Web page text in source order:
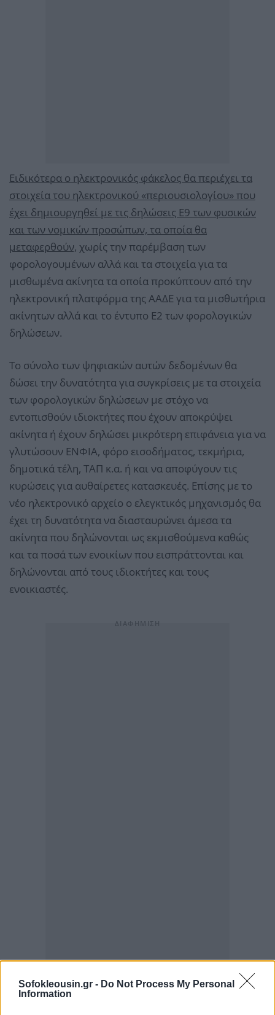
Sofokleousin.gr - Do Not Process My Personal
Information
Ειδικότερα ο ηλεκτρονικός φάκελος θα περιέχει τα
στοιχεία του ηλεκτρονικού «περιουσιολογίου» που
έχει δημιουργηθεί με τις δηλώσεις Ε9 των φυσικών
και των νομικών προσώπων, τα οποία θα
μεταφερθούν, χωρίς την παρέμβαση των
φορολογουμένων αλλά και τα στοιχεία για τα
μισθωμένα ακίνητα τα οποία προκύπτουν από την
ηλεκτρονική πλατφόρμα της ΑΑΔΕ για τα μισθωτήρια
ακίνητων αλλά και το έντυπο Ε2 των φορολογικών
δηλώσεων.
Το σύνολο των ψηφιακών αυτών δεδομένων θα
δώσει την δυνατότητα για συγκρίσεις με τα στοιχεία
των φορολογικών δηλώσεων με στόχο να
εντοπισθούν ιδιοκτήτες που έχουν αποκρύψει
ακίνητα ή έχουν δηλώσει μικρότερη επιφάνεια για να
γλυτώσουν ΕΝΦΙΑ, φόρο εισοδήματος, τεκμήρια,
δημοτικά τέλη, ΤΑΠ κ.α. ή και να αποφύγουν τις
κυρώσεις για αυθαίρετες κατασκευές. Επίσης με το
νέο ηλεκτρονικό αρχείο ο ελεγκτικός μηχανισμός θα
έχει τη δυνατότητα να διασταυρώνει άμεσα τα
ακίνητα που δηλώνονται ως εκμισθούμενα καθώς
και τα ποσά των ενοικίων που εισπράττονται και
δηλώνονται από τους ιδιοκτήτες και τους
ενοικιαστές.